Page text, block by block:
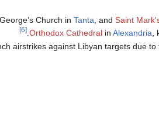
Tanta , and Saint
Orthodox Cathedralin Alexandria
[6]